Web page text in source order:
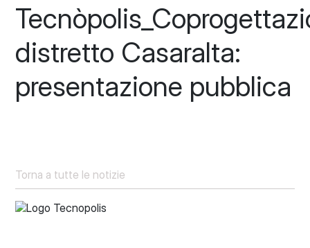
distretto Casaralta:
presentazione pubblica
Torna a tutte le notizie